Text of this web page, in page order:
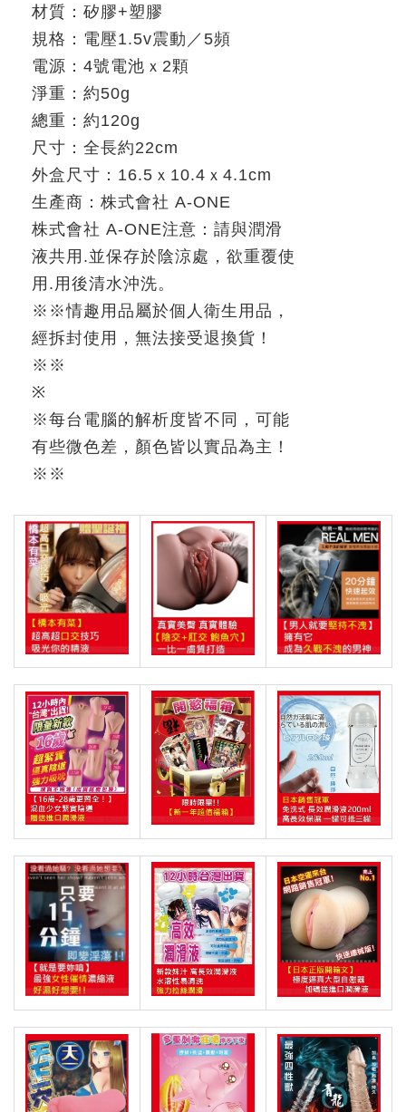
材質：矽膠+塑膠
規格：電壓1.5v震動／ 5頻
電源： 4號電池ｘ 2顆
淨重：約50g
總重：約120g
尺寸：全長約22cm
外盒尺寸： 16.5 ｘ 10.4 ｘ 4.1cm
生產商： 株式會社 A-ONE
株式會社 A-ONE注意：請與潤滑
液共用 .並保存於陰涼處，欲重覆使
用 .用後清水沖洗。
※ ※情趣用品屬於個人衛生用品，
經拆封使用，無法接受退換貨！
※※
※
※每台電腦的解析度皆不同，可能
有些微色差，顏色皆以實品為主！
※ ※